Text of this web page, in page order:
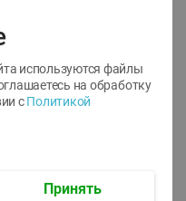
Икра сельди
используются файлы
на обработку
с Политикой
Принять